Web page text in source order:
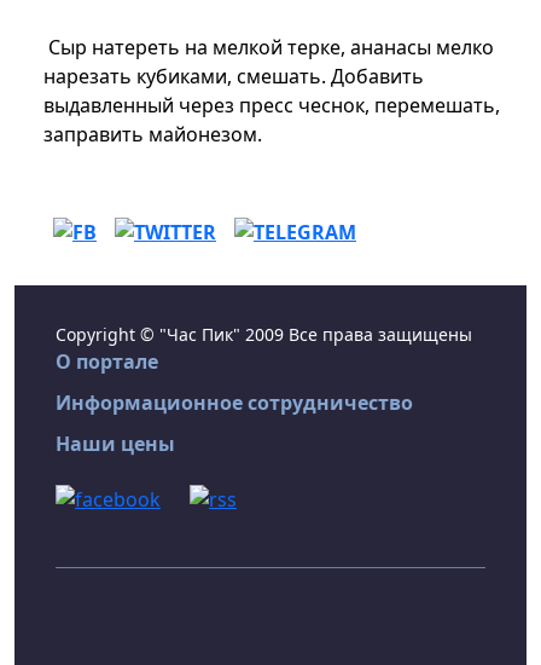
Сыр натереть на мелкой терке, ананасы мелко
нарезать кубиками, смешать. Добавить
выдавленный через пресс чеснок, перемешать,
заправить майонезом.
Copyright © "Час Пик" 2009 Все права защищены
О портале
Информационное сотрудничество
Наши цены